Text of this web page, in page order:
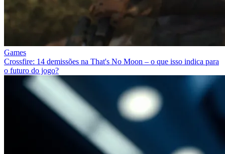
Games
Crossfire: 14 demissões na That's No Moon – o que isso indica para
o futuro do jogo?